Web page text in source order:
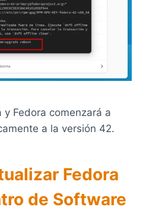
y Fedora comenzará a
a la versión 42.
Fedora
de Software